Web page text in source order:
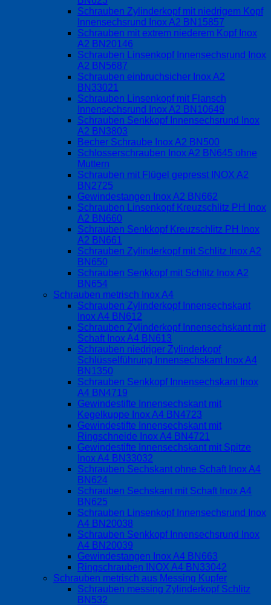
Schrauben Zylinderkopf mit niedrigem Kopf
Innensechsrund Inox A2 BN15857
Schrauben mit extrem niederem Kopf Inox
A2 BN20146
Schrauben Linsenkopf Innensechsrund Inox
A2 BN5687
Schrauben einbruchsicher Inox A2
BN33021
Schrauben Linsenkopf mit Flansch
Innensechsrund Inox A2 BN10649
Schrauben Senkkopf Innensechsrund Inox
A2 BN3803
Becher Schraube Inox A2 BN500
Schlosserschrauben Inox A2 BN645 ohne
Muttern
Schrauben mit Flügel gepresst INOX A2
BN2725
Gewindestangen Inox A2 BN662
Schrauben Linsenkopf Kreuzschlitz PH Inox
A2 BN660
Schrauben Senkkopf Kreuzschlitz PH Inox
A2 BN661
Schrauben Zylinderkopf mit Schlitz Inox A2
BN650
Schrauben Senkkopf mit Schlitz Inox A2
BN654
Schrauben metrisch Inox A4
Schrauben Zylinderkopf Innensechskant
Inox A4 BN612
Schrauben Zylinderkopf Innensechskant mit
Schaft Inox A4 BN613
Schrauben niedriger Zylinderkopf
Schlüsselführung Innensechskant Inox A4
BN1350
Schrauben Senkkopf Innensechskant Inox
A4 BN4719
Gewindestifte Innensechskant mit
Kegelkuppe Inox A4 BN4723
Gewindestifte Innensechskant mit
Ringschneide Inox A4 BN4721
Gewindestifte Innensechskant mit Spitze
Inox A4 BN33032
Schrauben Sechskant ohne Schaft Inox A4
BN624
Schrauben Sechskant mit Schaft Inox A4
BN625
Schrauben Linsenkopf Innensechsrund Inox
A4 BN20038
Schrauben Senkkopf Innensechsrund Inox
A4 BN20039
Gewindestangen Inox A4 BN663
Ringschrauben INOX A4 BN33042
Schrauben metrisch aus Messing Kupfer
Schrauben messing Zylinderkopf Schlitz
BN532